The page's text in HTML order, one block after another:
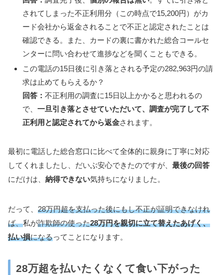
されてしまった不正利用分（この時点で15,200円）がカ
ード会社から返金されることで不正と認定されたことは
確認できる。また、カードの裏に書かれた総合コールセ
ンターに問い合わせて進捗などを聞くこともできる。
この電話の15日後に引き落とされる予定の282,963円の請
求は止めてもらえるか？
回答： 不正利用の調査に15日以上かかると思われるの
で、 一旦引き落とさせていただいて、調査が完了して不
正利用と認定されてから返金されます。
最初に電話した総合窓口に比べて全体的に親身に丁寧に対応
してくれましたし、だいぶ安心できたのですが、 最後の回答
にだけは、 納得できない気持ちになりました。
だって、 28万円超を支払った後にもし不正が証明できなけれ
ば、私が詐欺師の使った28万円を親切に立て替えたあげく、
払い損になるってことになります。
28万超を払いたくなくて食い下がった